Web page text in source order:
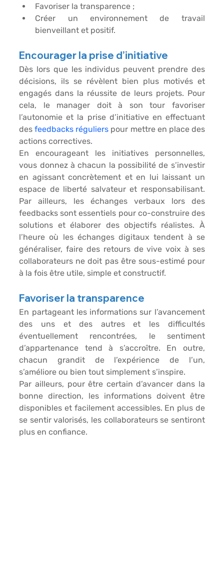
Favoriser la transparence ;
Créer un environnement de travail
bienveillant et positif.
Encourager la prise d’initiative
Dès lors que les individus peuvent prendre des
décisions, ils se révèlent bien plus motivés et
engagés dans la réussite de leurs projets. Pour
cela, le manager doit à son tour favoriser
l’autonomie et la prise d’initiative en effectuant
des feedbacks réguliers pour mettre en place des
actions correctives.
En encourageant les initiatives personnelles,
vous donnez à chacun la possibilité de s’investir
en agissant concrètement et en lui laissant un
espace de liberté salvateur et responsabilisant.
Par ailleurs, les échanges verbaux lors des
feedbacks sont essentiels pour co-construire des
solutions et élaborer des objectifs réalistes. À
l’heure où les échanges digitaux tendent à se
généraliser, faire des retours de vive voix à ses
collaborateurs ne doit pas être sous-estimé pour
à la fois être utile, simple et constructif.
Favoriser la transparence
En partageant les informations sur l’avancement
des uns et des autres et les difficultés
éventuellement rencontrées, le sentiment
chacun grandit de l’expérience de l’un,
s’améliore ou bien tout simplement s’inspire.
Par ailleurs, pour être certain d’avancer dans la
bonne direction, les informations doivent être
disponibles et facilement accessibles. En plus de
se sentir valorisés, les collaborateurs se sentiront
plus en confiance.